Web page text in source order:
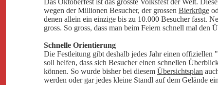
Das Oktoberfest ist das grösste Volksfest der Welt.
wegen der Millionen Besucher, der grossen Bierkrüge
denen allein ein einzige bis zu 10.000 Besucher fasst.
gross. So gross, dass man beim Feiern schnell mal den
Schnelle Orientierung
Die Festleitung gibt deshalb jedes Jahr einen offiziellen "
soll helfen, dass sich Besucher einen schnellen
können. So wurde bisher bei diesem Übersichtsplan
werden oder gar jedes kleine Standl auf dem Gelände